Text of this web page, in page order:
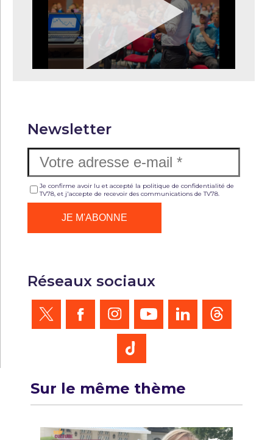
Newsletter
Je confirme avoir lu et accepté la politique de confidentialité de
TV78, et j'accepte de recevoir des communications de TV78.
Réseaux sociaux
Sur le même thème